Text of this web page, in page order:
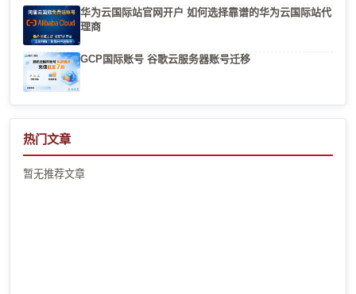
华为云国际站官网开户 如何选择靠谱的华为云国际站代
理商
GCP国际账号 谷歌云服务器账号迁移
热门文章
暂无推荐文章